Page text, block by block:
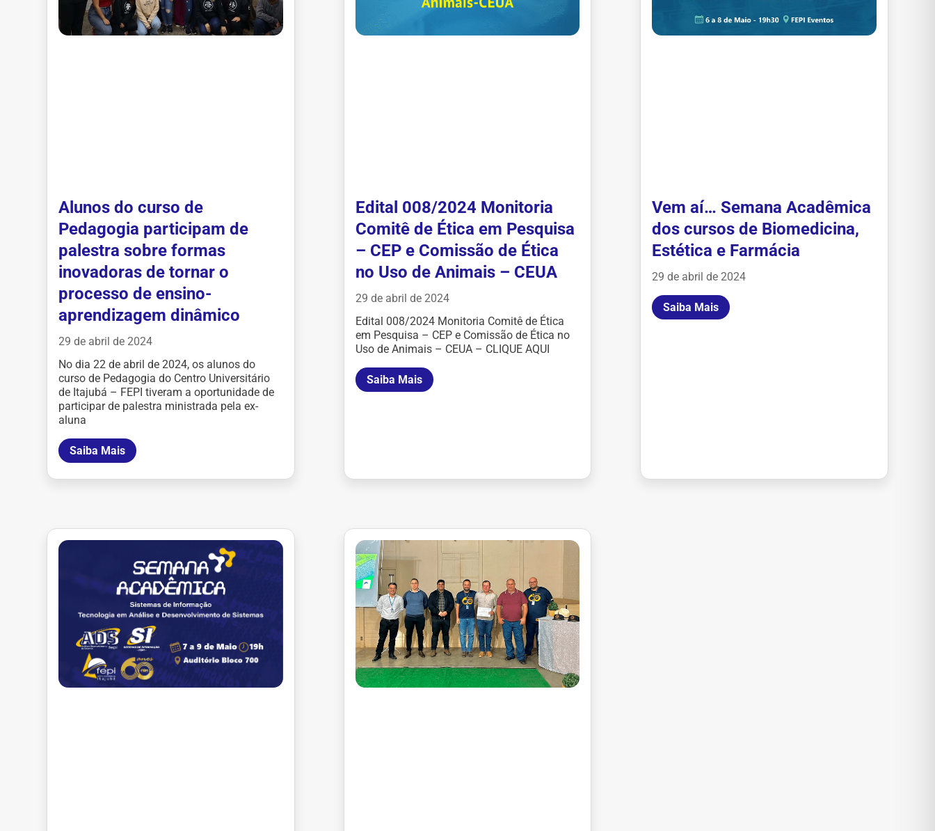
Alunos do curso de
Pedagogia participam de
palestra sobre formas
inovadoras de tornar o
processo de ensino-
aprendizagem dinâmico
29 de abril de 2024
No dia 22 de abril de 2024, os alunos do
curso de Pedagogia do Centro Universitário
de Itajubá – FEPI tiveram a oportunidade de
participar de palestra ministrada pela ex-
aluna
Saiba Mais
Edital 008/2024 Monitoria
Comitê de Ética em Pesquisa
– CEP e Comissão de Ética
no Uso de Animais – CEUA
29 de abril de 2024
Edital 008/2024 Monitoria Comitê de Ética
em Pesquisa – CEP e Comissão de Ética no
Uso de Animais – CEUA – CLIQUE AQUI
Saiba Mais
Vem aí… Semana Acadêmica
dos cursos de Biomedicina,
Estética e Farmácia
29 de abril de 2024
Saiba Mais